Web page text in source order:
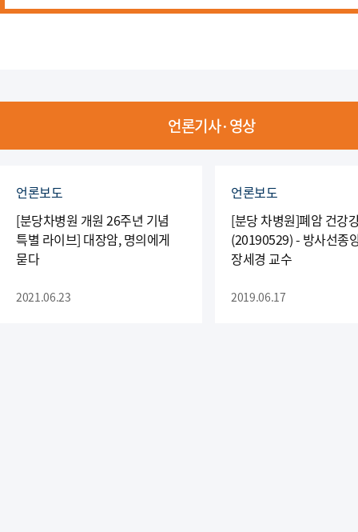
언론기사·영상
언론보도
[분당차병원 개원 26주년 기념
특별 라이브] 대장암, 명의에게
묻다
2021.06.23
언론보도
[분당 차병원]폐암 건강
(20190529) - 방사선종
장세경 교수
2019.06.17